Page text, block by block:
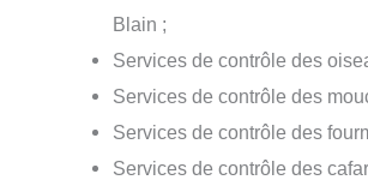
Blain ;
Services de contrôle des
Services de contrôle des
Services de contrôle des
Services de contrôle des